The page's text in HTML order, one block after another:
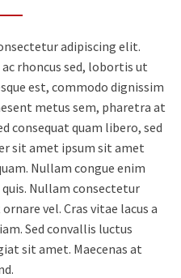
adipiscing elit.
rhoncus sed, lobortis ut
est, commodo dignissim
metus sem, pharetra at
consequat quam libero, sed
sit amet ipsum sit amet
Nullam congue enim
Nullam consectetur
vel. Cras vitae lacus a
Sed convallis luctus
sit amet. Maecenas at